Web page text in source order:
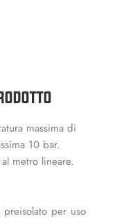
massima di
10 bar.
metro lineare.
preisolato per uso